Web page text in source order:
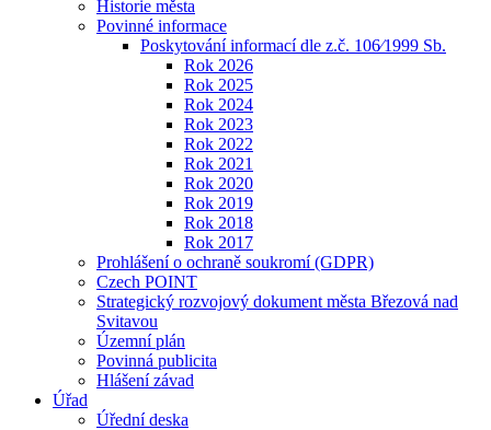
Historie města
Povinné informace
Poskytování informací dle z.č. 106⁄1999 Sb.
Rok 2026
Rok 2025
Rok 2024
Rok 2023
Rok 2022
Rok 2021
Rok 2020
Rok 2019
Rok 2018
Rok 2017
Prohlášení o ochraně soukromí (GDPR)
Czech POINT
Strategický rozvojový dokument města Březová nad
Svitavou
Územní plán
Povinná publicita
Hlášení závad
Úřad
Úřední deska